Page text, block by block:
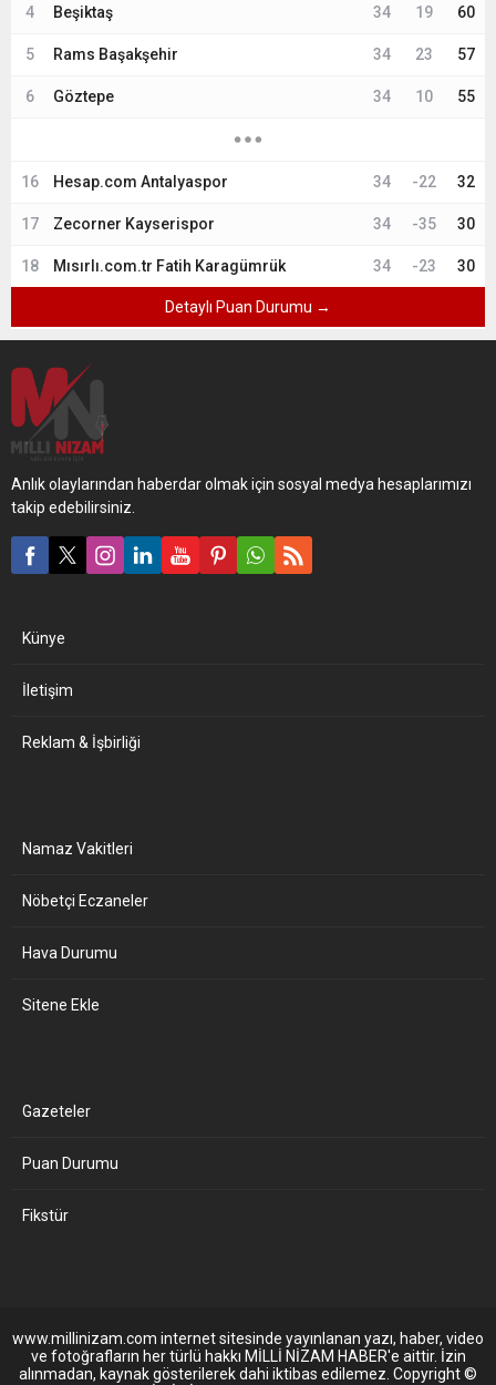
4 Beşiktaş 34 19 60
5 Rams Başakşehir 34 23 57
6 Göztepe 34 10 55
16 Hesap.com Antalyaspor 34 -22 32
17 Zecorner Kayserispor 34 -35 30
18 Mısırlı.com.tr Fatih Karagümrük 34 -23 30
Detaylı Puan Durumu →
Anlık olaylarından haberdar olmak için sosyal medya hesaplarımızı
takip edebilirsiniz.
Künye
İletişim
Reklam & İşbirliği
Namaz Vakitleri
Nöbetçi Eczaneler
Hava Durumu
Sitene Ekle
Gazeteler
Puan Durumu
Fikstür
www.millinizam.com internet sitesinde yayınlanan yazı, haber, video
ve fotoğrafların her türlü hakkı MİLLİ NİZAM HABER'e aittir. İzin
alınmadan, kaynak gösterilerek dahi iktibas edilemez. Copyright ©